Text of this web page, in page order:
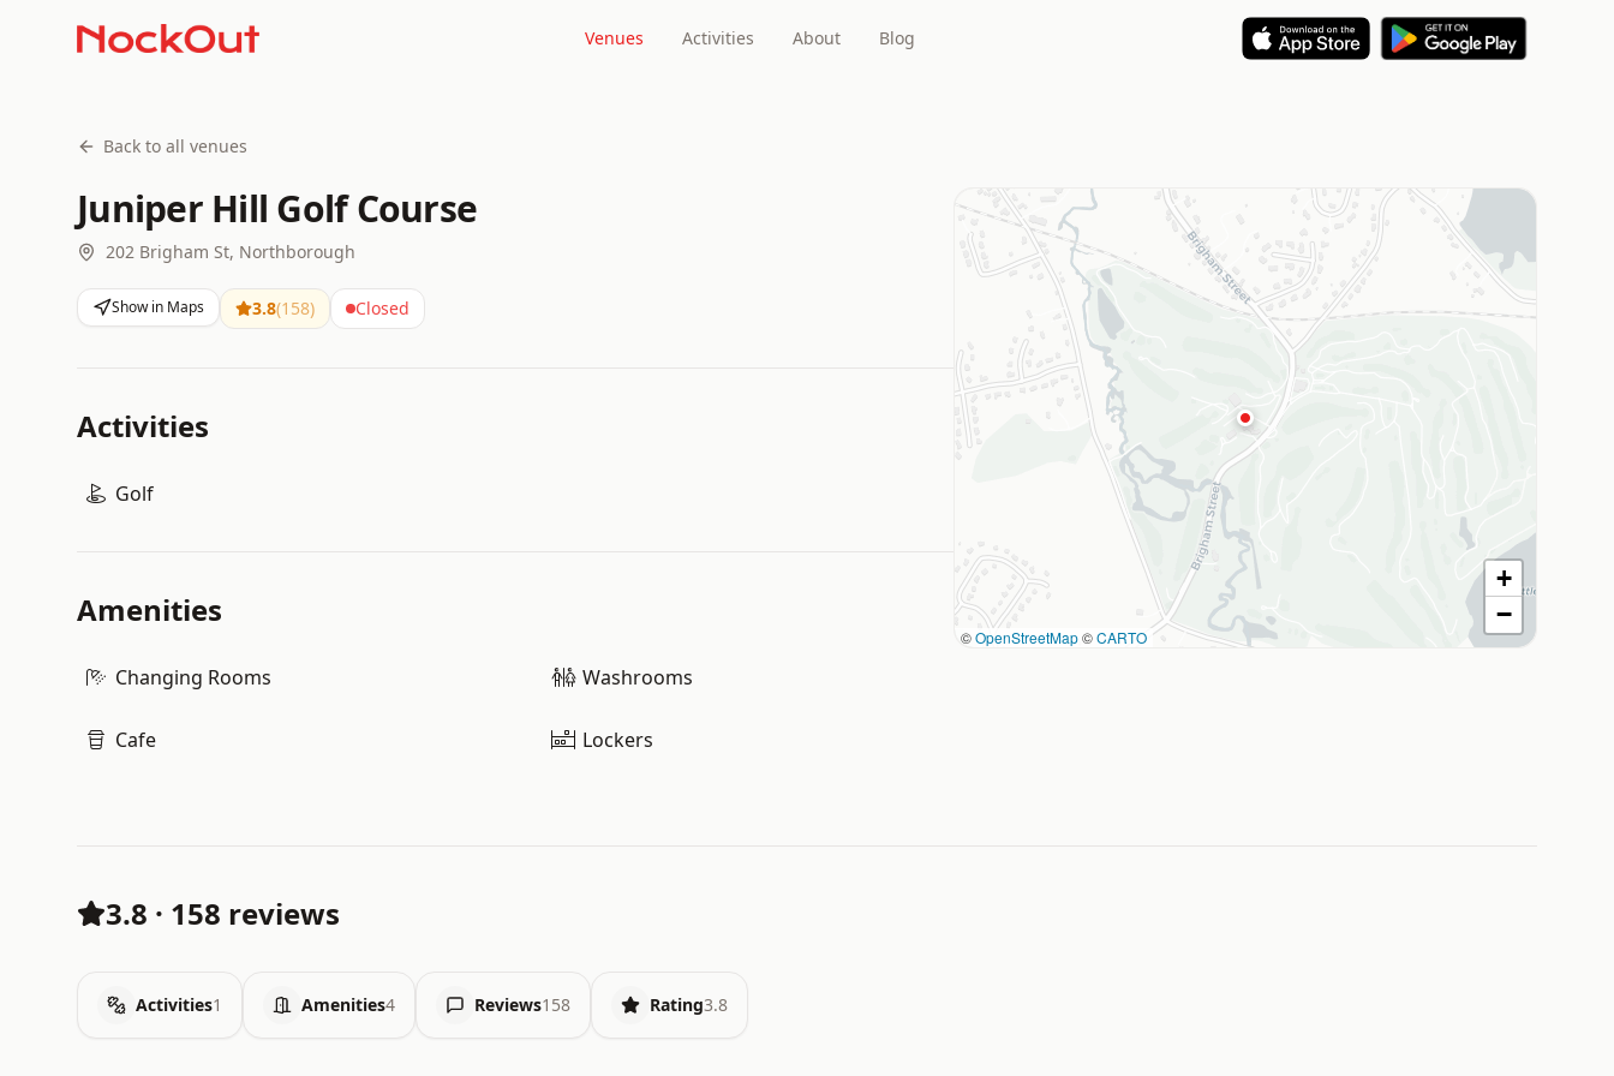
Venues Activities About Blog
Back to all venues
Juniper Hill Golf Course
202 Brigham St, Northborough
Show in Maps 3.8(158) Closed
Activities
Golf
Amenities
Changing Rooms Washrooms
Cafe Lockers
©OpenStreetMap©CARTO
+
−
3.8 · 158 reviews
Activities1 Amenities4 Reviews158 Rating3.8